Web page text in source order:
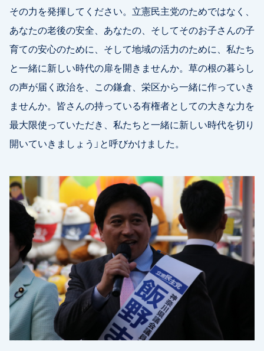
その力を発揮してください。立憲民主党のためではなく、
あなたの老後の安全、あなたの、そしてそのお子さんの子
育ての安心のために、そして地域の活力のために、私たち
と一緒に新しい時代の扉を開きませんか。草の根の暮らし
の声が届く政治を、この鎌倉、栄区から一緒に作っていき
ませんか。皆さんの持っている有権者としての大きな力を
最大限使っていただき、私たちと一緒に新しい時代を切り
開いていきましょう」と呼びかけました。